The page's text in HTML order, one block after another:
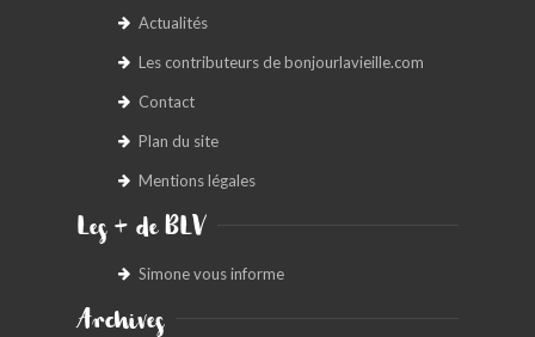
Actualités
Les contributeurs de bonjourlavieille.com
Contact
Plan du site
Mentions légales
Les + de BLV
Simone vous informe
Archives